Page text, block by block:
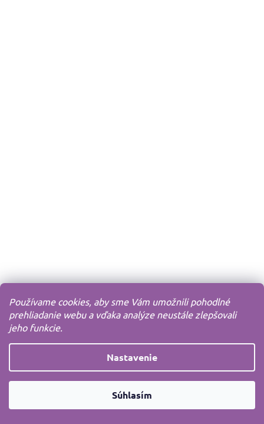
Používame cookies, aby sme Vám umožnili pohodlné
prehliadanie webu a vďaka analýze neustále zlepšovali
jeho funkcie.
Nastavenie
Súhlasím